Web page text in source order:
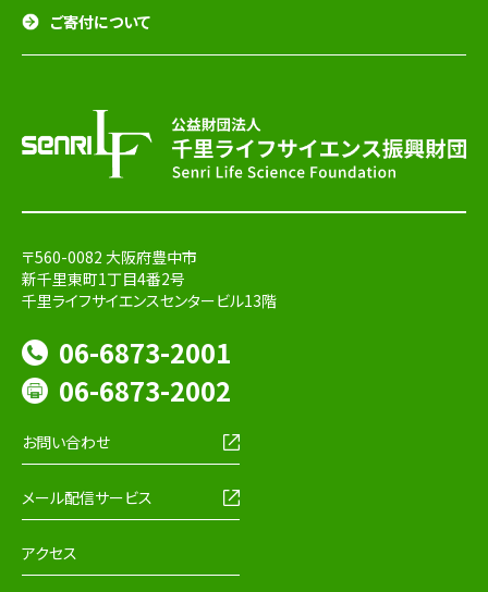
ご寄付について
〒560-0082 大阪府豊中市
新千里東町1丁目4番2号
千里ライフサイエンスセンタービル13階
06-6873-2001
06-6873-2002
お問い合わせ
メール配信サービス
アクセス